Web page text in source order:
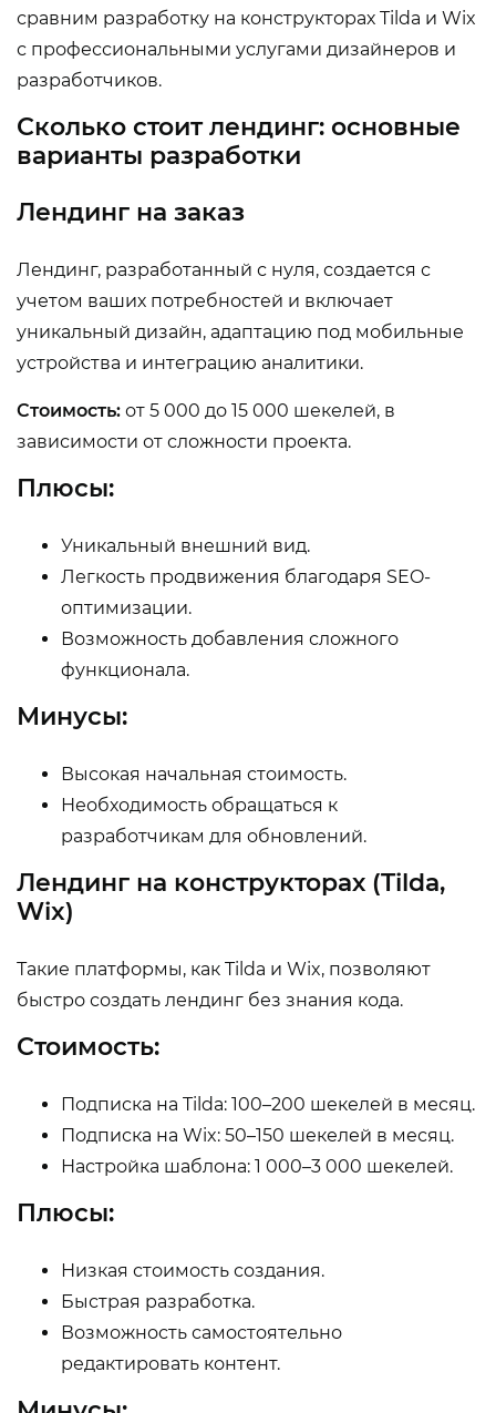
сравним разработку на конструкторах Tilda и Wix
с профессиональными услугами дизайнеров и
разработчиков.
Сколько стоит лендинг: основные
варианты разработки
Лендинг на заказ
Лендинг, разработанный с нуля, создается с
учетом ваших потребностей и включает
уникальный дизайн, адаптацию под мобильные
устройства и интеграцию аналитики.
Стоимость: от 5 000 до 15 000 шекелей, в
зависимости от сложности проекта.
Плюсы:
Уникальный внешний вид.
Легкость продвижения благодаря SEO-
оптимизации.
Возможность добавления сложного
функционала.
Минусы:
Высокая начальная стоимость.
Необходимость обращаться к
разработчикам для обновлений.
Лендинг на конструкторах (Tilda,
Wix)
Такие платформы, как Tilda и Wix, позволяют
быстро создать лендинг без знания кода.
Стоимость:
Подписка на Tilda: 100–200 шекелей в месяц.
Подписка на Wix: 50–150 шекелей в месяц.
Настройка шаблона: 1 000–3 000 шекелей.
Плюсы:
Низкая стоимость создания.
Быстрая разработка.
Возможность самостоятельно
редактировать контент.